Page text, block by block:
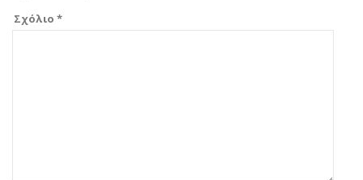
Σχόλιο *